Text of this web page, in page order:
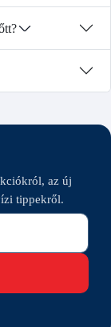
az új
tippekről.